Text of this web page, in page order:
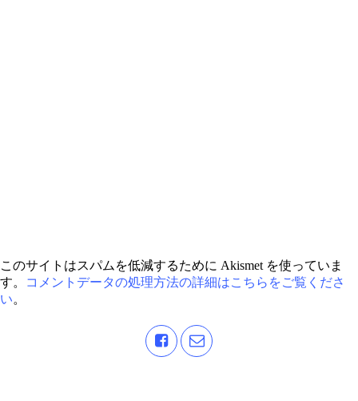
このサイトはスパムを低減するために Akismet を使っていま
す。
コメントデータの処理方法の詳細はこちらをご覧くださ
い。